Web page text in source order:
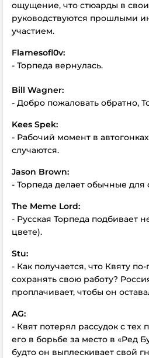
ощущение, что стюарды в
руководствуются прошлыми
участием.
Flamesofl0v:
- Торпеда вернулась.
Bill Wagner:
- Добро пожаловать обратно,
Kees Spek:
- Рабочий момент в
случаются.
Jason Brown:
- Торпеда делает обычные для
The Meme Lord:
- Русская Торпеда подбивает
цвете).
Stu:
- Как получается, что Квяту
сохранять свою работу?
проплачивает, чтобы он
AG:
- Квят потерял рассудок с тех
его в борьбе за место в «Ред
будто он выплескивает свой